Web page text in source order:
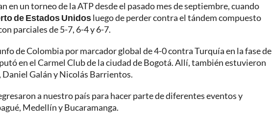
en un torneo de la ATP desde el pasado mes de septiembre, cuando
de Estados Unidosluego de perder contra el tándem compuesto
parciales de 5-7, 6-4 y 6-7.
de Colombia por marcador global de 4-0 contra Turquía en la fase de
en el Carmel Club de la ciudad de Bogotá. Allí, también estuvieron
Galán y Nicolás Barrientos.
a nuestro país para hacer parte de diferentes eventos y
Medellín y Bucaramanga.